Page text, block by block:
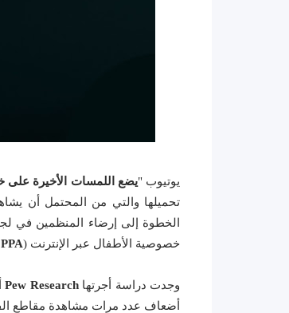
يوتيوب "يضع اللمسات الأخيرة
تحميلها والتي من المحتمل أن
الخطوة إلى إرضاء المنظمين في
خصوصية الأطفال عبر الإنترنت (
وجدت دراسة أجرتهاPew Research
أضعاف عدد مرات مشاهدة مقاطع